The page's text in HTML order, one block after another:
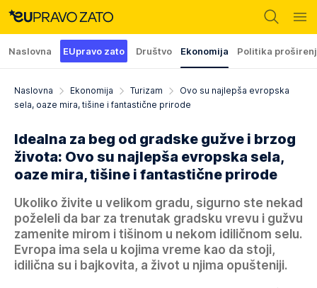
Naslovna EUpravo zato Društvo Ekonomija Politika
Naslovna Ekonomija Turizam
Ovo su najlepša evropska
sela, oaze mira, tišine i fantastične prirode
Idealna za beg od gradske gužve i brzog
života: Ovo su najlepša evropska sela,
oaze mira, tišine i fantastične prirode
Ukoliko živite u velikom gradu, sigurno ste nekad
poželeli da bar za trenutak gradsku vrevu i gužvu
zamenite mirom i tišinom u nekom idiličnom selu.
Evropa ima sela u kojima vreme kao da stoji,
idilična su i bajkovita, a život u njima opušteniji.